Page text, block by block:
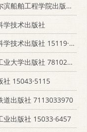
程学院出版社 7810070231
学技术出版社
术出版社 15119·2079
学出版社 7810202286
社 15043·5115
道出版社 7113033970
业出版社 15033·6457